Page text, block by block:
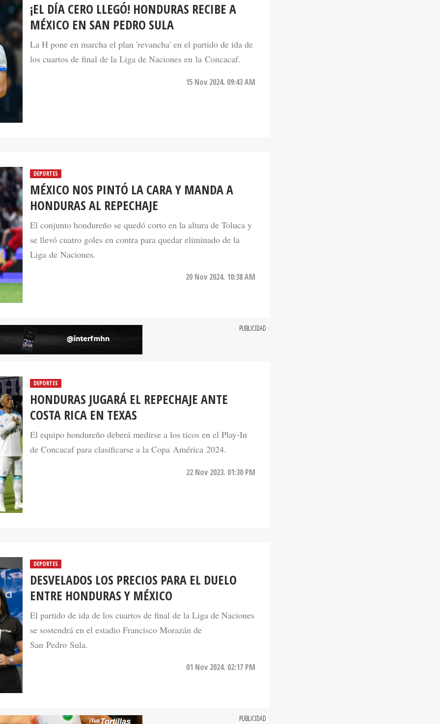
¡EL DÍA CERO LLEGÓ! HONDURAS RECIBE A
MÉXICO EN SAN PEDRO SULA
La H pone en marcha el plan 'revancha' en el partido de ida de
los cuartos de final de la Liga de Naciones en la Concacaf.
15 Nov 2024. 09:43 AM
DEPORTES
MÉXICO NOS PINTÓ LA CARA Y MANDA A
HONDURAS AL REPECHAJE
El conjunto hondureño se quedó corto en la altura de Toluca y
se llevó cuatro goles en contra para quedar eliminado de la
Liga de Naciones.
20 Nov 2024. 10:38 AM
HONDURAS JUGARÁ EL REPECHAJE ANTE
COSTA RICA EN TEXAS
El equipo hondureño deberá medirse a los ticos en el Play-In
de Concacaf para clasificarse a la Copa América 2024.
22 Nov 2023. 01:30 PM
DESVELADOS LOS PRECIOS PARA EL DUELO
ENTRE HONDURAS Y MÉXICO
El partido de ida de los cuartos de final de la Liga de Naciones
se sostendrá en el estadio Francisco Morazán de
San Pedro Sula.